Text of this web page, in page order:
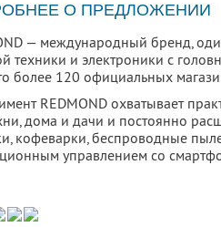
О ПРЕДЛОЖЕНИИ
— международный бренд,
техники и электроники с
более 120 официальных
REDMOND охватывает
дома и дачи и постоянно
кофеварки, беспроводные
управлением со